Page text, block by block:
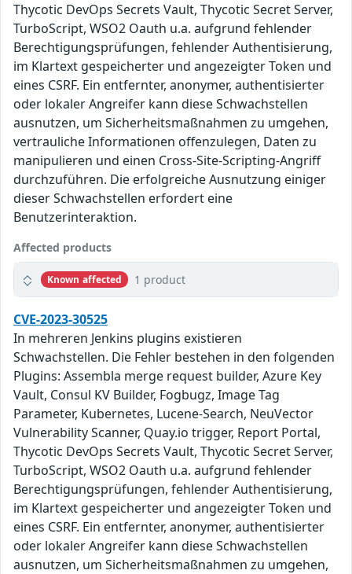
Thycotic DevOps Secrets Vault, Thycotic Secret Server,
TurboScript, WSO2 Oauth u.a. aufgrund fehlender
Berechtigungsprüfungen, fehlender Authentisierung,
im Klartext gespeicherter und angezeigter Token und
eines CSRF. Ein entfernter, anonymer, authentisierter
oder lokaler Angreifer kann diese Schwachstellen
ausnutzen, um Sicherheitsmaßnahmen zu umgehen,
vertrauliche Informationen offenzulegen, Daten zu
manipulieren und einen Cross-Site-Scripting-Angriff
durchzuführen. Die erfolgreiche Ausnutzung einiger
dieser Schwachstellen erfordert eine
Benutzerinteraktion.
Affected products
Known affected 1 product
CVE-2023-30525
In mehreren Jenkins plugins existieren
Schwachstellen. Die Fehler bestehen in den folgenden
Plugins: Assembla merge request builder, Azure Key
Vault, Consul KV Builder, Fogbugz, Image Tag
Parameter, Kubernetes, Lucene-Search, NeuVector
Vulnerability Scanner, Quay.io trigger, Report Portal,
Thycotic DevOps Secrets Vault, Thycotic Secret Server,
TurboScript, WSO2 Oauth u.a. aufgrund fehlender
Berechtigungsprüfungen, fehlender Authentisierung,
im Klartext gespeicherter und angezeigter Token und
eines CSRF. Ein entfernter, anonymer, authentisierter
oder lokaler Angreifer kann diese Schwachstellen
ausnutzen, um Sicherheitsmaßnahmen zu umgehen,